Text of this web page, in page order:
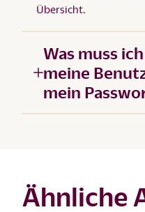
Übersicht
Was muss
meine
mein
Ähnliche